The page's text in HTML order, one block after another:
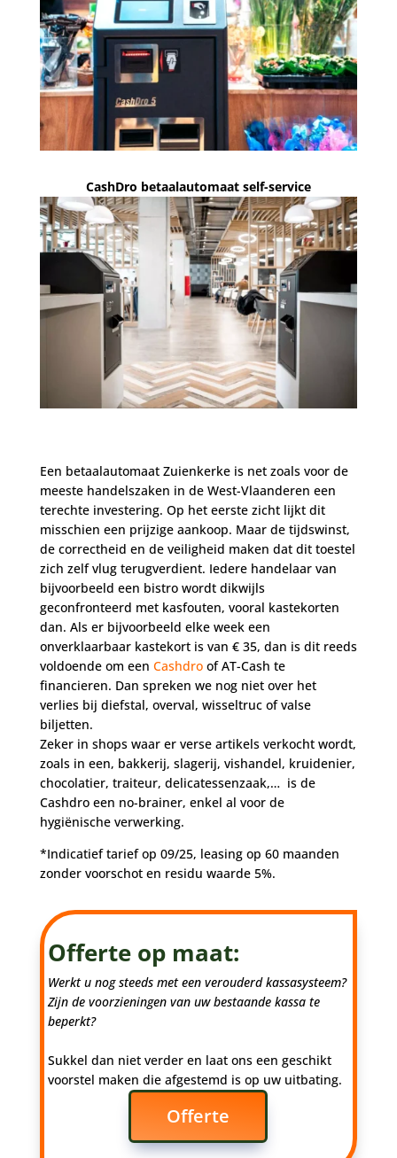
CashDro betaalautomaat self-service
Een betaalautomaat Zuienkerke is net zoals voor de
meeste handelszaken in de West-Vlaanderen een
terechte investering. Op het eerste zicht lijkt dit
misschien een prijzige aankoop. Maar de tijdswinst,
de correctheid en de veiligheid maken dat dit toestel
zich zelf vlug terugverdient. Iedere handelaar van
bijvoorbeeld een bistro wordt dikwijls
geconfronteerd met kasfouten, vooral kastekorten
dan. Als er bijvoorbeeld elke week een
onverklaarbaar kastekort is van € 35, dan is dit reeds
voldoende om een Cashdroof AT-Cash te
financieren. Dan spreken we nog niet over het
verlies bij diefstal, overval, wisseltruc of valse
biljetten.
Zeker in shops waar er verse artikels verkocht wordt,
zoals in een, bakkerij, slagerij, vishandel, kruidenier,
chocolatier, traiteur, delicatessenzaak,… is de
Cashdro een no-brainer, enkel al voor de
hygiënische verwerking.
*Indicatief tarief op 09/25, leasing op 60 maanden
zonder voorschot en residu waarde 5%.
Offerte op maat:
Werkt u nog steeds met een verouderd kassasysteem?
Zijn de voorzieningen van uw bestaande kassa te
beperkt?
Sukkel dan niet verder en laat ons een geschikt
voorstel maken die afgestemd is op uw uitbating.
Offerte